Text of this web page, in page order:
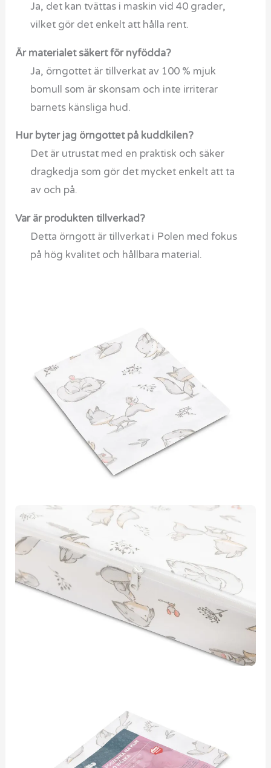
Ja, det kan tvättas i maskin vid 40 grader,
vilket gör det enkelt att hålla rent.
Är materialet säkert för nyfödda?
Ja, örngottet är tillverkat av 100 % mjuk
bomull som är skonsam och inte irriterar
barnets känsliga hud.
Hur byter jag örngottet på kuddkilen?
Det är utrustat med en praktisk och säker
dragkedja som gör det mycket enkelt att ta
av och på.
Var är produkten tillverkad?
Detta örngott är tillverkat i Polen med fokus
på hög kvalitet och hållbara material.